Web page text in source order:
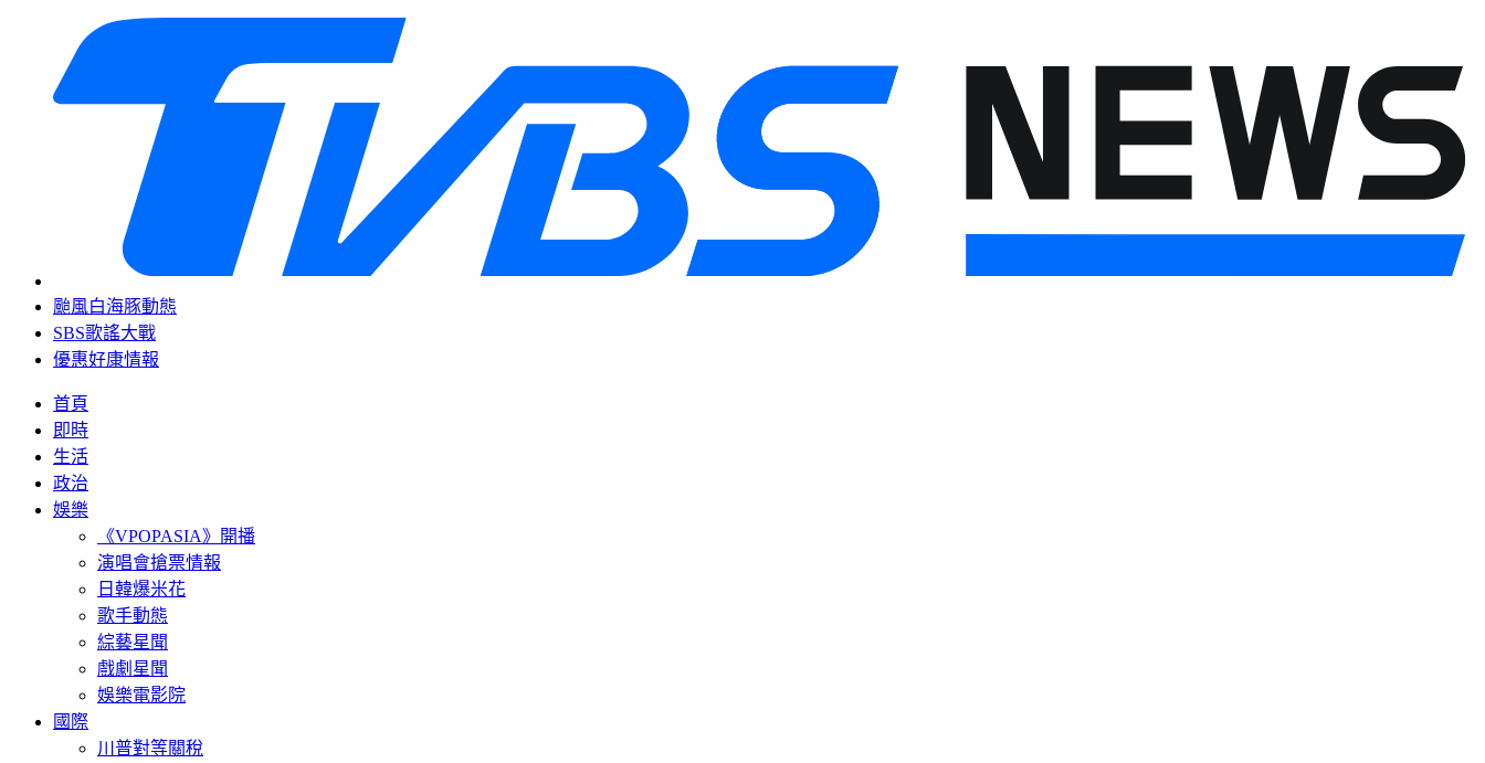
颱風白海豚動態
SBS歌謠大戰
優惠好康情報
首頁
即時
生活
政治
娛樂
《VPOPASIA》開播
演唱會搶票情報
日韓爆米花
歌手動態
綜藝星聞
戲劇星聞
娛樂電影院
國際
川普對等關稅